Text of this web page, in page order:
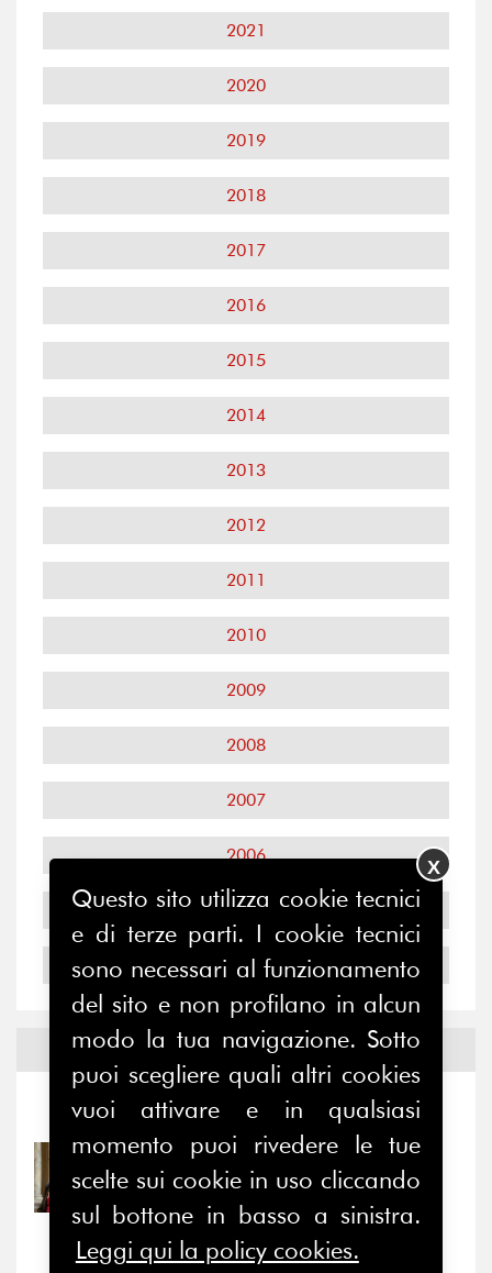
2021
2020
2019
2018
2017
2016
2015
2014
2013
2012
2011
2010
2009
2008
2007
2006
2005
2004
Notizie edEventi
Notizie - Eventi
31/07/2026
Prima della pausa estiva,
il valore di...
Questo sito utilizza cookie tecnici
e di terze parti. I cookie tecnici
sono necessari al funzionamento
del sito e non profilano in alcun
modo la tua navigazione. Sotto
puoi scegliere quali altri cookies
vuoi attivare e in qualsiasi
momento puoi rivedere le tue
scelte sui cookie in uso cliccando
sul bottone in basso a sinistra.
Leggi qui la policy cookies.
X